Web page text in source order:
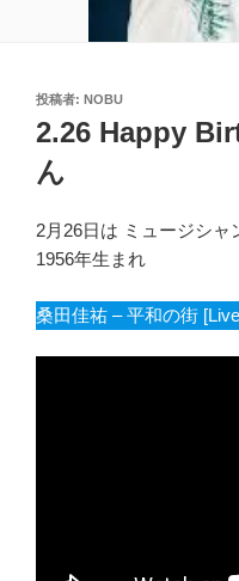
投
稿
日:
投稿者: NOBU
2.26 Happy
ん
2月26日は ミュージシャ
1956年生まれ
桑田佳祐 – 平和の街